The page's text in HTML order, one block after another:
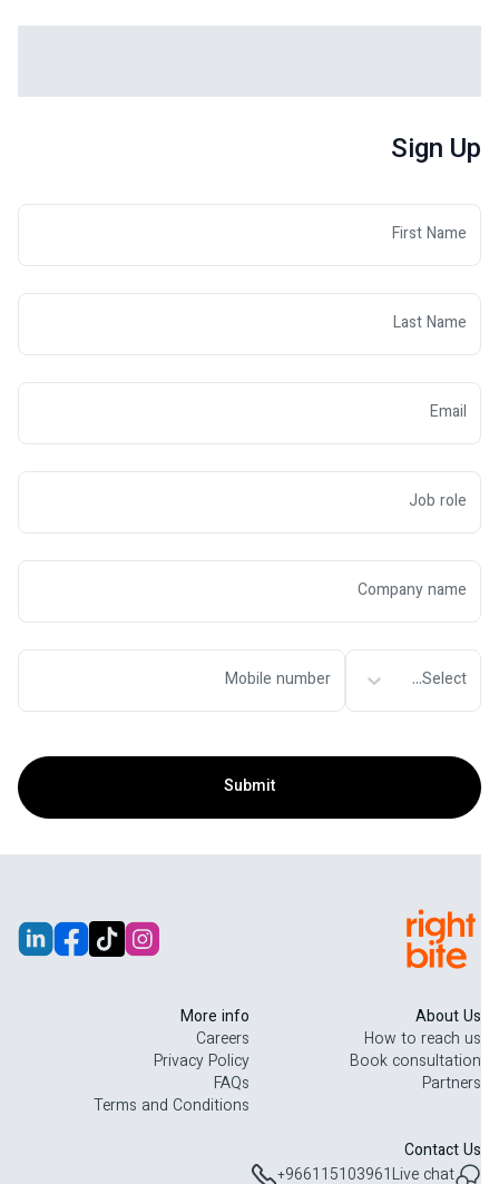
Sign Up
Select...
Submit
About Us
How to reach us
Book consultation
Partners
More info
Careers
Privacy Policy
FAQs
Terms and Conditions
Contact Us
Live chat
+966115103961